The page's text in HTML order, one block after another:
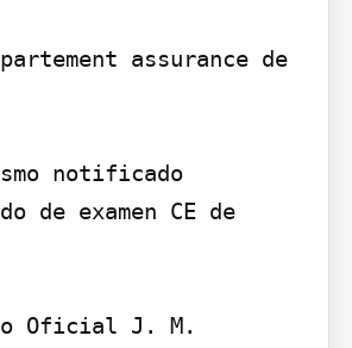
assurance de
notificado
de examen CE de
Oficial J. M.